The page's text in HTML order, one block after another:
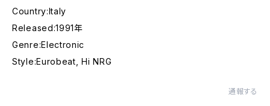
Country:Italy
Released:1991年
Genre:Electronic
Style:Eurobeat, Hi NRG
通報する